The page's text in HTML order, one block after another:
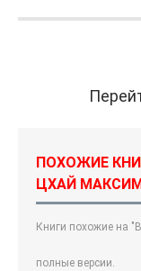
ПОХОЖИЕ
ЦХАЙ МАКСИМ
Книги похожие на
полные версии.